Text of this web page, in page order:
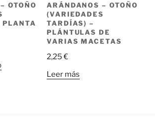
OTOÑO
ARÁNDANOS – OTOÑO
(VARIEDADES
TARDÍAS) –
PLÁNTULAS DE
VARIAS MACETAS
2,25€
Leer más